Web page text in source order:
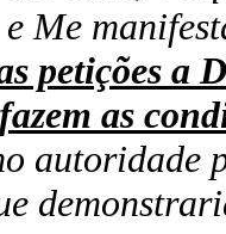
Me
petições a
as
autoridade